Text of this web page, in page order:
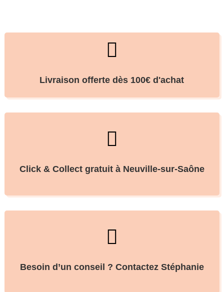

Livraison offerte dès 100€ d'achat

Click & Collect gratuit à Neuville-sur-Saône

Besoin d’un conseil ? Contactez Stéphanie